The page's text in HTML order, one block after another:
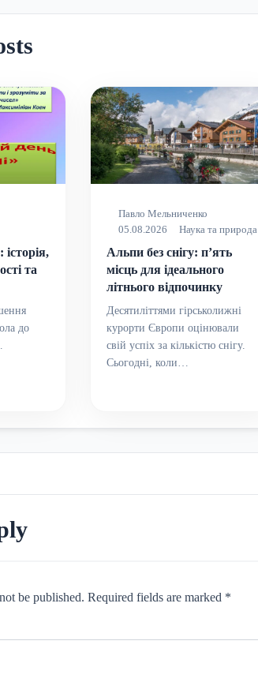
та
до
Павло Мельниченко
05.08.2026
Наука та природа
Альпи без снігу: п’ять
місць для ідеального
літнього відпочинку
Десятиліттями гірськолижні
курорти Європи оцінювали
свій успіх за кількістю снігу.
Сьогодні, коли…
be published. Required fields are marked *